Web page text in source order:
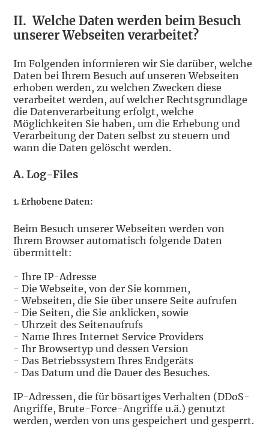
II.Welche Daten werden beim Besuch
unserer Webseiten verarbeitet?
Im Folgenden informieren wir Sie darüber, welche
Daten bei Ihrem Besuch auf unseren Webseiten
erhoben werden, zu welchen Zwecken diese
verarbeitet werden, auf welcher Rechtsgrundlage
die Datenverarbeitung erfolgt, welche
Möglichkeiten Sie haben, um die Erhebung und
Verarbeitung der Daten selbst zu steuern und
wann die Daten gelöscht werden.
A.Log-Files
1. Erhobene Daten:
Beim Besuch unserer Webseiten werden von
Ihrem Browser automatisch folgende Daten
übermittelt:
- Ihre IP-Adresse
- Die Webseite, von der Sie kommen,
- Webseiten, die Sie über unsere Seite aufrufen
- Die Seiten, die Sie anklicken, sowie
- Uhrzeit des Seitenaufrufs
- Name Ihres Internet Service Providers
- Ihr Browsertyp und dessen Version
- Das Betriebssystem Ihres Endgeräts
- Das Datum und die Dauer des Besuches.
IP-Adressen, die für bösartiges Verhalten (DDoS-
Angriffe, Brute-Force-Angriffe u.ä.) genutzt
werden, werden von uns gespeichert und gesperrt.